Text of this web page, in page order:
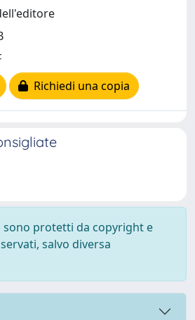
Richiedi una copia
sono protetti da copyright e
salvo diversa